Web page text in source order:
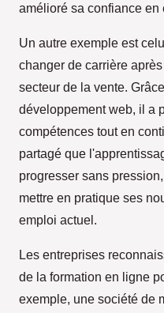
amélioré sa confiance en
Un autre exemple est
changer de carrière
secteur de la vente.
développement web, il a
compétences tout en
partagé que
progresser sans
mettre en pratique ses
emploi actuel.
Les entreprises
de la formation en ligne
exemple, une société de